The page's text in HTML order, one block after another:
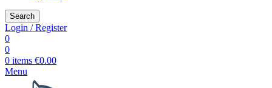
Search
Login / Register
0
0
0 items €0.00
Menu